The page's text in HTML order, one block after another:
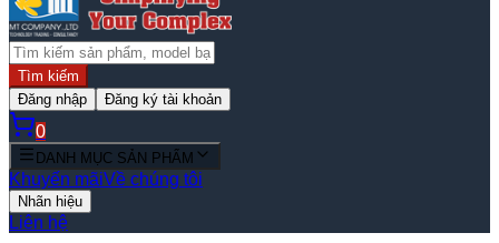
Tìm kiếm
Đăng nhập
Đăng ký tài khoản
0
DANH MỤC SẢN PHẨM
Khuyến mãiVề chúng tôi
Nhãn hiệu
Liên hệ